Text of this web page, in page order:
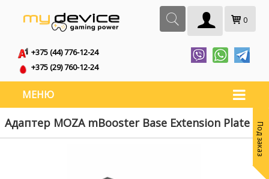
0
+375 (44) 776-12-24
+375 (29) 760-12-24
МЕНЮ
Адаптер MOZA mBooster Base Extension Plate Под заказ